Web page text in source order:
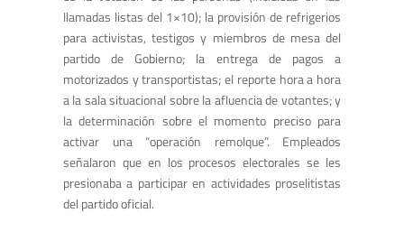
llamadas listas del 1×10); la provisión de refrigerios
para activistas, testigos y miembros de mesa del
partido de Gobierno; la entrega de pagos a
motorizados y transportistas; el reporte hora a hora
a la sala situacional sobre la afluencia de votantes; y
la determinación sobre el momento preciso para
activar una “operación remolque”. Empleados
señalaron que en los procesos electorales se les
presionaba a participar en actividades proselitistas
del partido oficial.